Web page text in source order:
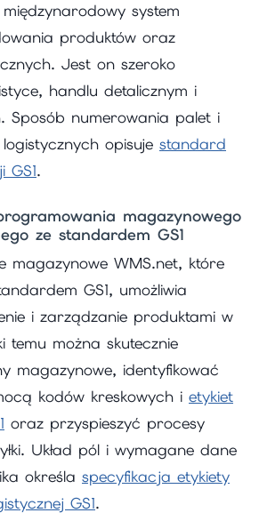
system
produktów oraz
Jest on szeroko
handlu detalicznym i
Sposób numerowania palet i
opisuje standard
GS1.
magazynowego
ze standardem GS1
magazynowe WMS.net, które
GS1, umożliwia
i zarządzanie produktami w
temu można skutecznie
magazynowe, identyfikować
kodów kreskowych i etykiet
oraz przyspieszyć procesy
Układ pól i wymagane dane
określa specyfikacja etykiety
GS1.